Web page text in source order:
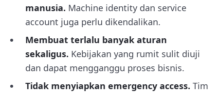
manusia. Machine identity dan service
account juga perlu dikendalikan.
Membuat terlalu banyak aturan
sekaligus. Kebijakan yang rumit sulit diuji
dan dapat mengganggu proses bisnis.
Tidak menyiapkan emergency access. Tim